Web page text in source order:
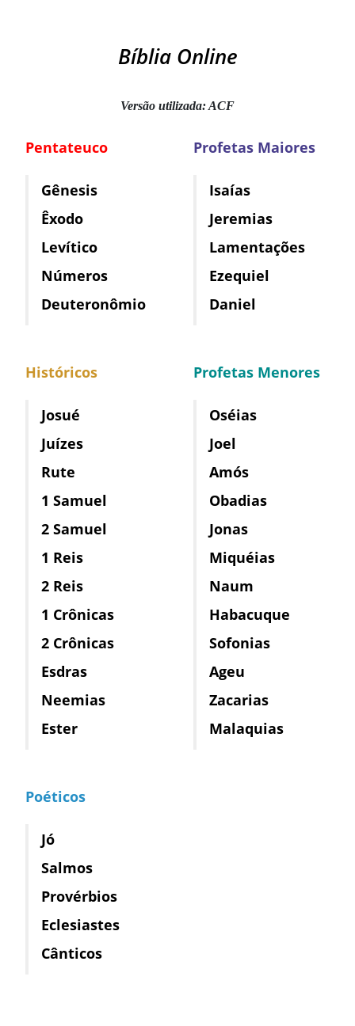
Bíblia Online
Versão utilizada: ACF
Pentateuco
Gênesis
Êxodo
Levítico
Números
Deuteronômio
Históricos
Josué
Juízes
Rute
1 Samuel
2 Samuel
1 Reis
2 Reis
1 Crônicas
2 Crônicas
Esdras
Neemias
Ester
Poéticos
Jó
Salmos
Provérbios
Eclesiastes
Cânticos
Profetas Maiores
Isaías
Jeremias
Lamentações
Ezequiel
Daniel
Profetas Menores
Oséias
Joel
Amós
Obadias
Jonas
Miquéias
Naum
Habacuque
Sofonias
Ageu
Zacarias
Malaquias